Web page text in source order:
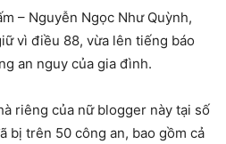
– Nguyễn Ngọc Như Quỳnh,
vì điều 88, vừa lên tiếng báo
an nguy của gia đình.
riêng của nữ blogger này tại số
bị trên 50 công an, bao gồm cả